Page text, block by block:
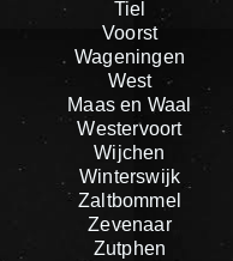
Tiel
Voorst
Wageningen
West
Maas en Waal
Westervoort
Wijchen
Winterswijk
Zaltbommel
Zevenaar
Zutphen